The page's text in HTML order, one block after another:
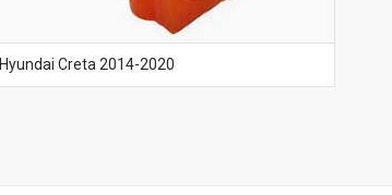
Hyundai Creta 2014-2020